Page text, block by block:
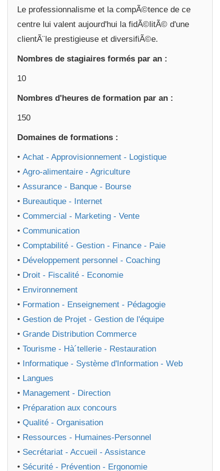
Le professionnalisme et la compÃ©tence de ce
centre lui valent aujourd'hui la fidÃ©litÃ© d'une
clientÃ¨le prestigieuse et diversifiÃ©e.
Nombres de stagiaires formés par an :
10
Nombres d'heures de formation par an :
150
Domaines de formations :
• Achat - Approvisionnement - Logistique
• Agro-alimentaire - Agriculture
• Assurance - Banque - Bourse
• Bureautique - Internet
• Commercial - Marketing - Vente
• Communication
• Comptabilité - Gestion - Finance - Paie
• Développement personnel - Coaching
• Droit - Fiscalité - Economie
• Environnement
• Formation - Enseignement - Pédagogie
• Gestion de Projet - Gestion de l'équipe
• Grande Distribution Commerce
• Tourisme - Hà´tellerie - Restauration
• Informatique - Système d'Information - Web
• Langues
• Management - Direction
• Préparation aux concours
• Qualité - Organisation
• Ressources - Humaines-Personnel
• Secrétariat - Accueil - Assistance
• Sécurité - Prévention - Ergonomie